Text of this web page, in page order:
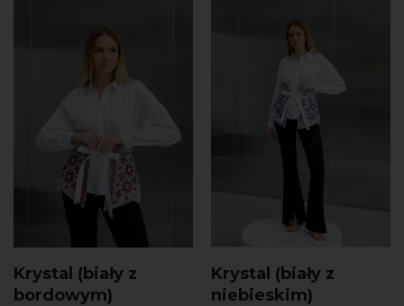
Krystal (biały z
bordowym)
Krystal (biały z
niebieskim)